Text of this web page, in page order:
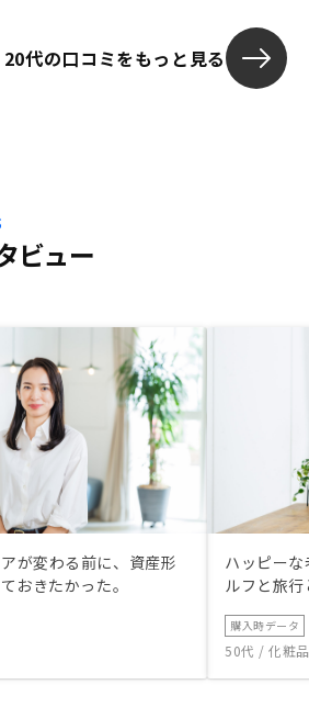
20代の口コミをもっと見る
ビュー
が変わる前に、資産形
おきたかった。
ハッピー
ルフと旅
購入時データ
50代 / 化粧